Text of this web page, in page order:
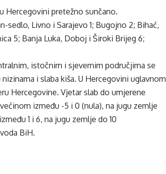
Hercegovini pretežno sunčano.
sedlo, Livno i Sarajevo 1; Bugojno 2; Bihać,
5; Banja Luka, Doboj i Široki Brijeg 6;
istočnim i sjevernim područjima se
i slaba kiša. U Hercegovini uglavnom
Hercegovine. Vjetar slab do umjerene
između -5 i 0 (nula), na jugu zemlje
1 i 6, na jugu zemlje do 10
BiH.